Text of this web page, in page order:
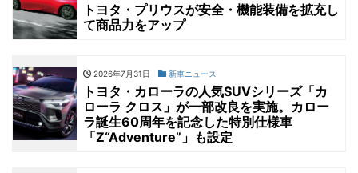
トヨタ・プリウスが安全・機能装備を拡充し
て商品力をアップ
2026年7月31日 新車ニュース
トヨタ・カローラの人気SUVシリーズ「カ
ローラ クロス」が一部改良を実施。カロー
ラ誕生60周年を記念した特別仕様車
「Z“Adventure”」も設定